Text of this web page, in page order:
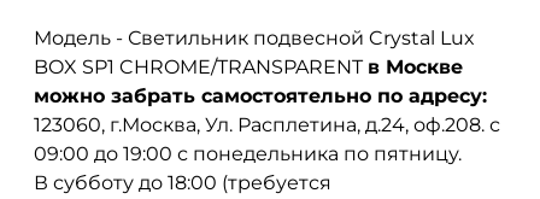
Модель - Светильник подвесной Crystal Lux
BOX SP1 CHROME/TRANSPARENT в Москве
можно забрать самостоятельно по адресу:
123060, г.Москва, Ул. Расплетина, д.24, оф.208. с
09:00 до 19:00 с понедельника по пятницу.
В субботу до 18:00 (требуется